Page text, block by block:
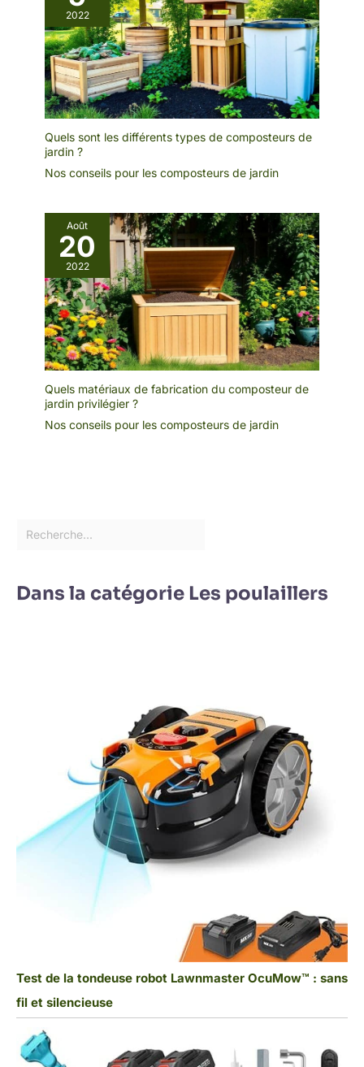
2022
Quels sont les différents types de composteurs de
jardin ?
Nos conseils pour les composteurs de jardin
Août
20
2022
Quels matériaux de fabrication du composteur de
jardin privilégier ?
Nos conseils pour les composteurs de jardin
Dans la catégorie Les poulaillers
Test de la tondeuse robot Lawnmaster OcuMow™ : sans
fil et silencieuse